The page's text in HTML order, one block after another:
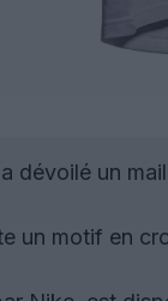
dévoilé un
un motif en